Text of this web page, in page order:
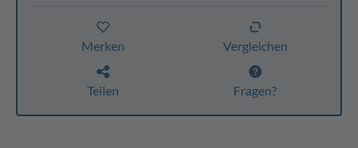
Merken Vergleichen
Teilen Fragen?